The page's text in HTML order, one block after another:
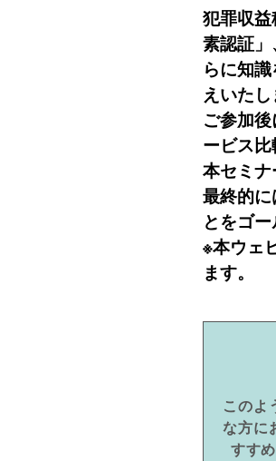
犯罪収
素認証
らに知
えいたし
ご参加
ービス
本セミナ
最終的
とをゴー
※本ウェ
ます。
このよ
な方に
すすめ